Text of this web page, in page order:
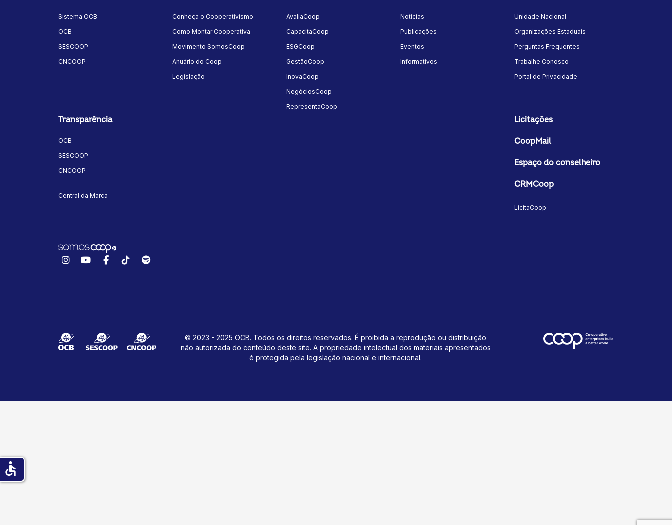
Sistema OCB
OCB
SESCOOP
CNCOOP
Conheça o Cooperativismo
Como Montar Cooperativa
Movimento SomosCoop
Anuário do Coop
Legislação
AvaliaCoop
CapacitaCoop
ESGCoop
GestãoCoop
InovaCoop
NegóciosCoop
RepresentaCoop
Notícias
Publicações
Eventos
Informativos
Unidade Nacional
Organizações Estaduais
Perguntas Frequentes
Trabalhe Conosco
Portal de Privacidade
Transparência
OCB
SESCOOP
CNCOOP
Central da Marca
Licitações
CoopMail
Espaço do conselheiro
CRMCoop
LicitaCoop
InstagramYouTubeFacebook
TikTokSpotify
© 2023 - 2025 OCB. Todos os direitos reservados. É proibida a reprodução ou distribuição
não autorizada do conteúdo deste site. A propriedade intelectual dos materiais apresentados
é protegida pela legislação nacional e internacional.
accessible